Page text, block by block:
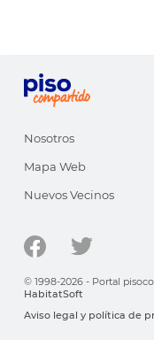
Nosotros
Mapa Web
Nuevos Vecinos
© 1998-2026 - Portal
HabitatSoft
Aviso legal y política de